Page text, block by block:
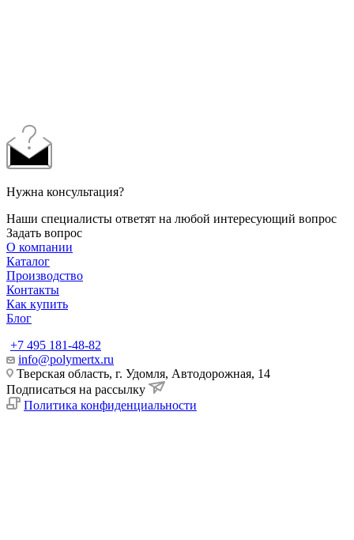
Нужна консультация?
Наши специалисты ответят на любой интересующий вопрос
Задать вопрос
О компании
Каталог
Производство
Контакты
Как купить
Блог
+7 495 181-48-82
info@polymertx.ru
Тверская область, г. Удомля, Автодорожная, 14
Подписаться на рассылку
Политика конфиденциальности